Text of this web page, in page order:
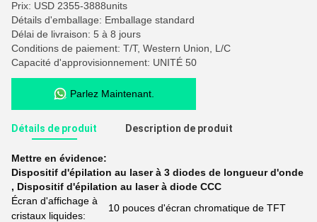
Prix: USD 2355-3888units
Détails d'emballage: Emballage standard
Délai de livraison: 5 à 8 jours
Conditions de paiement: T/T, Western Union, L/C
Capacité d'approvisionnement: UNITÉ 50
Parlez Maintenant.
Détails de produit Description de produit
Mettre en évidence:
Dispositif d'épilation au laser à 3 diodes de longueur d'onde
, Dispositif d'épilation au laser à diode CCC
Écran d'affichage à
cristaux liquides:
10 pouces d'écran chromatique de TFT